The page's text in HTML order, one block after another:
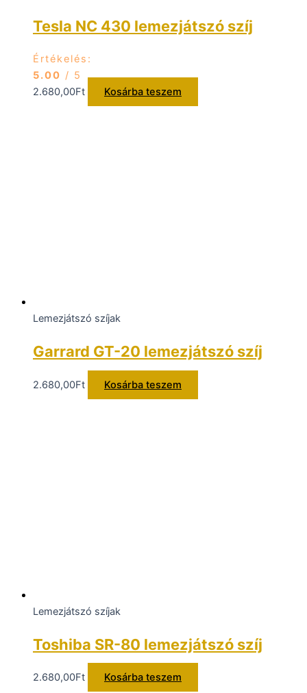
Tesla NC 430 lemezjátszó szíj
Értékelés:
5.00 / 5
2.680,00Ft Kosárba teszem
Lemezjátszó szíjak
Garrard GT-20 lemezjátszó szíj
2.680,00Ft Kosárba teszem
Lemezjátszó szíjak
Toshiba SR-80 lemezjátszó szíj
2.680,00Ft Kosárba teszem